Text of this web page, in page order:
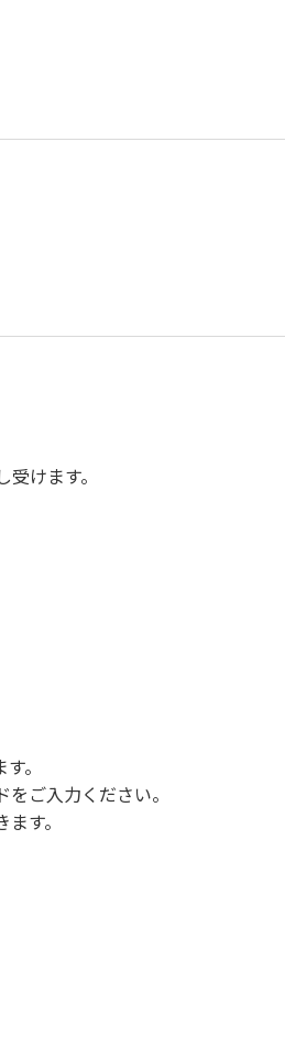
い）
冷えます。服装は１枚多めにご
けます。
。
ご入力ください。
す。